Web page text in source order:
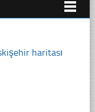
haritası